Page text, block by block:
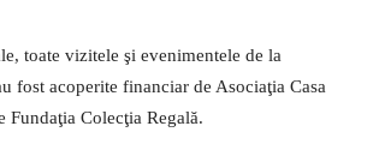
toate vizitele şi evenimentele de la
fost acoperite financiar de Asociaţia Casa
Fundaţia Colecţia Regală.